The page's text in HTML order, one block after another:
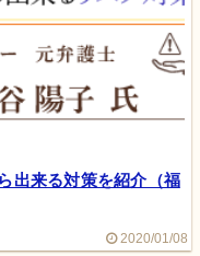
出来る対策を紹介（福
2020/01/08